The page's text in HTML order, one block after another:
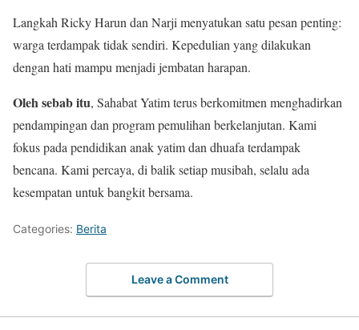
Langkah Ricky Harun dan Narji menyatukan satu pesan penting:
warga terdampak tidak sendiri. Kepedulian yang dilakukan
dengan hati mampu menjadi jembatan harapan.
Oleh sebab itu, Sahabat Yatim terus berkomitmen menghadirkan
pendampingan dan program pemulihan berkelanjutan. Kami
fokus pada pendidikan anak yatim dan dhuafa terdampak
bencana. Kami percaya, di balik setiap musibah, selalu ada
kesempatan untuk bangkit bersama.
Categories: Berita
Leave a Comment